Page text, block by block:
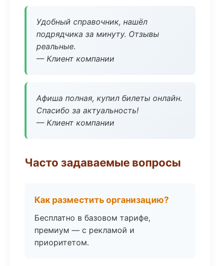
Удобный справочник, нашёл
подрядчика за минуту. Отзывы
реальные.
— Клиент компании
Афиша полная, купил билеты онлайн.
Спасибо за актуальность!
— Клиент компании
Часто задаваемые вопросы
Как разместить организацию?
Бесплатно в базовом тарифе,
премиум — с рекламой и
приоритетом.